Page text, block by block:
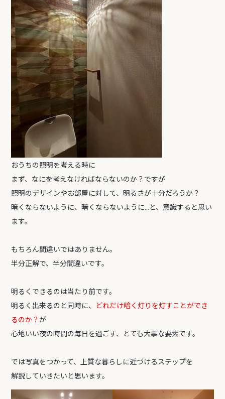
おうちの照明を考える時に
まず、なにを考えなければならないのか？ですが
照明のデザインやお部屋に対して、明るさが十分だろうか？
暗くならないように、暗くならないように...と、意識すると思い
ます。
もちろん間違いではありません。
半分正解で、半分間違いです。
明るくできるのは当たり前です。
明るく出来るのと同時に、 どれだけ暗く灯りを灯すことができ
るのか？が
心地いい夜の時間の毎日を過ごす、とても大事な要素です。
では写真をつかって、上質な暮らしに近づけるステップを
解説していきたいと思います。